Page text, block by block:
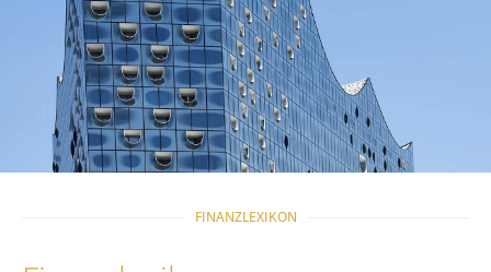
FINANZLEXIKON